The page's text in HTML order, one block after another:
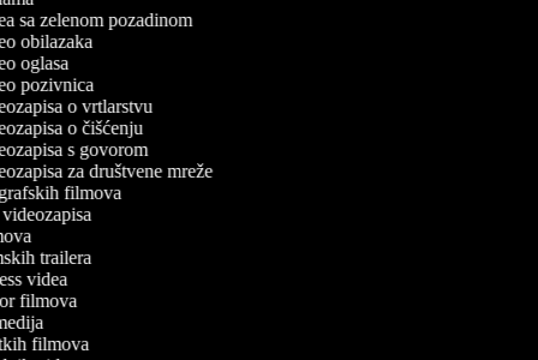
sa zelenom pozadinom
obilazaka
oglasa
pozivnica
o vrtlarstvu
o čišćenju
s govorom
za društvene mreže
filmova
videozapisa
trailera
videa
filmova
filmova